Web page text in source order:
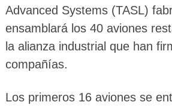
Advanced Systems (TASL)
ensamblará los 40 aviones
la alianza industrial que han
compañías.
Los primeros 16 aviones se